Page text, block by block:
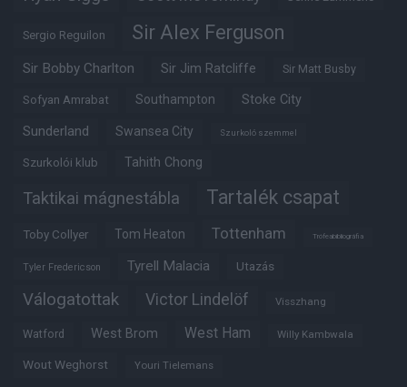
Sergio Reguilon Sir Alex Ferguson
Sir Bobby Charlton Sir Jim Ratcliffe Sir Matt Busby
Sofyan Amrabat Southampton Stoke City
Sunderland Swansea City Szurkoló szemmel
Szurkolói klub Tahith Chong
Taktikai mágnestábla Tartalék csapat
Toby Collyer Tom Heaton Tottenham Trófeabibliográfia
Tyler Fredericson Tyrell Malacia Utazás
Válogatottak Victor Lindelöf Visszhang
Watford West Brom West Ham Willy Kambwala
Wout Weghorst Youri Tielemans